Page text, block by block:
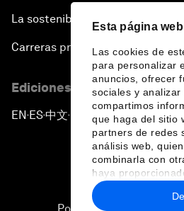
Esta página
Las cookies de
para personalizar
anuncios, ofrecer
sociales y analizar
compartimos
que haga del sitio
partners de redes
análisis web,
combinarla con
haya
recopilado a partir
hecho de sus
La sostenibilidad en el Foro
Carreras profesionales
Ediciones en otros idiomas
EN ▪ ES▪中文▪ 日本語